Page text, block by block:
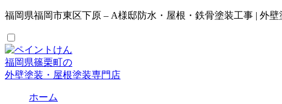
福岡県福岡市東区下原 – A様邸防水・屋根・鉄骨塗装工事 | 外
福岡県篠栗町の
外壁塗装・屋根塗装専門店
ホーム